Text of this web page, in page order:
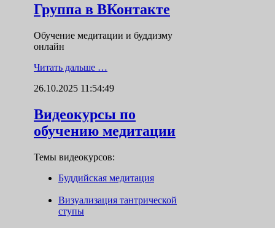
Группа в ВКонтакте
Обучение медитации и буддизму
онлайн
Читать дальше …
26.10.2025 11:54:49
Видеокурсы по
обучению медитации
Темы видеокурсов:
Буддийская медитация
Визуализация тантрической
ступы